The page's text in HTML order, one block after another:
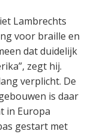
Lambrechts
voor braille en
dat duidelijk
zegt hij.
verplicht. De
is daar
in Europa
gestart met